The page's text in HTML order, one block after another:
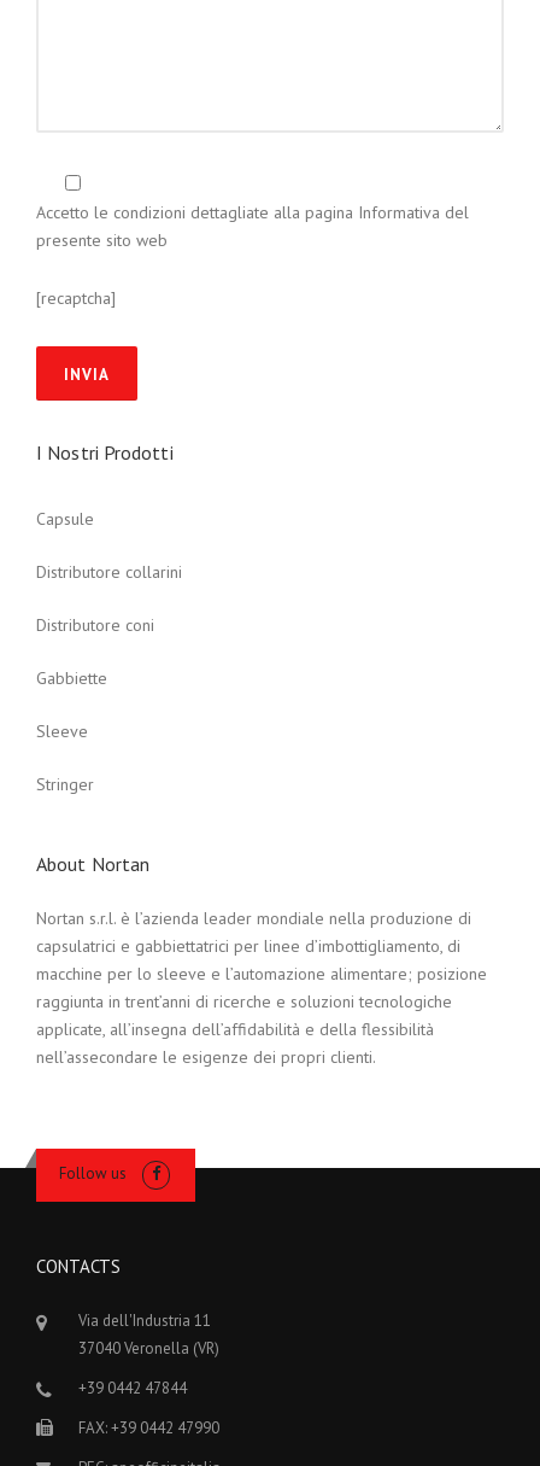
Accetto le condizioni dettagliate alla pagina Informativa del
presente sito web
[recaptcha]
I Nostri Prodotti
Capsule
Distributore collarini
Distributore coni
Gabbiette
Sleeve
Stringer
About Nortan
Nortan s.r.l. è l’azienda leader mondiale nella produzione di
capsulatrici e gabbiettatrici per linee d’imbottigliamento, di
macchine per lo sleeve e l’automazione alimentare; posizione
raggiunta in trent’anni di ricerche e soluzioni tecnologiche
applicate, all’insegna dell’affidabilità e della flessibilità
nell’assecondare le esigenze dei propri clienti.
Follow us
CONTACTS
Via dell'Industria 11
37040 Veronella (VR)
+39 0442 47844
FAX: +39 0442 47990